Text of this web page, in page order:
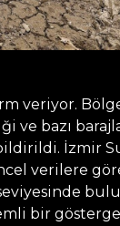
veriyor.
ve bazı
İzmir
verilere
bir